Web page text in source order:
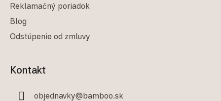
Reklamačný poriadok
Blog
Odstúpenie od zmluvy
Kontakt
objednavky@bamboo.sk